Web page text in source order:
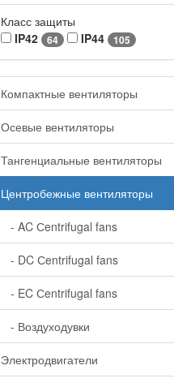
Класс защиты
IP42
64 IP44 105
Компактные вентиляторы
Осевые вентиляторы
Тангенциальные вентиляторы
Центробежные вентиляторы
- AC Сentrifugal fans
- DC Сentrifugal fans
- EC Сentrifugal fans
- Воздуходувки
Электродвигатели